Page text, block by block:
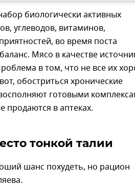
биологически активных
углеводов, витаминов,
во время поста
Мясо в качестве
в том, что не все их
обостриться хронические
готовыми
продаются в аптеках.
тонкой талии
шанс похудеть, но рацион